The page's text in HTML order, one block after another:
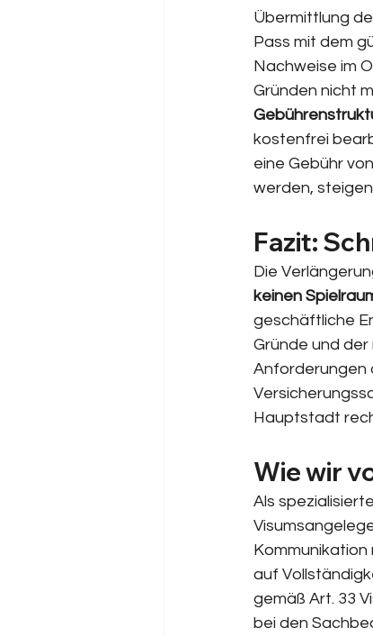
Übermittlung
Pass mit dem
Nachweise im
Gründen nicht
kostenfrei
eine Gebühr
werden,
Fazit:
Die
keinen
geschäftliche
Gründe und
Anforderungen
Hauptstadt
Wie wir
Als
Kommunikation
auf
gemäß Art. 33
bei den